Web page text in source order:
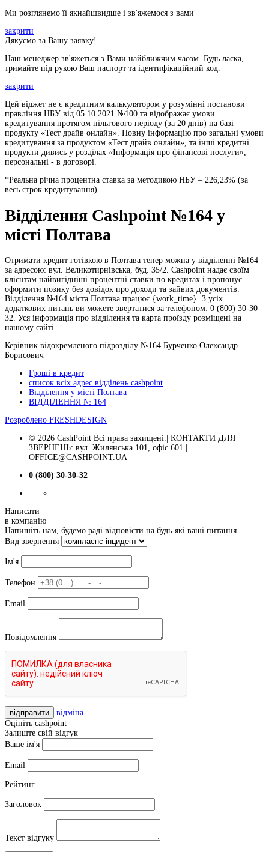
Ми розглянемо її якнайшвидше і зв'яжемося з вами
закрити
Дякуємо за Вашу заявку!
Наш менеджер зв'яжеться з Вами найближчим часом. Будь ласка,
тримайте під рукою Ваш паспорт та ідентифікаційний код.
закрити
Цей віджет не є кредитним калькулятором у розумінні постанови
правління НБУ від 05.10.2021 №100 та відображає умови
кредитування протягом пільгового періоду (за 20 днів) на базі
продукту «Тест драйв онлайн». Повну інформацію про загальні умови
кредитування за продуктом «Тест драйв онлайн», та інші кредитні
продукти дивись у розділах «Інформація про фінансові послуги»,
персональні - в договорі.
*Реальна річна процентна ставка за методикою НБУ – 226,23% (за
весь строк кредитування)
Відділення Cashpoint №164 у
місті Полтава
Отримати кредит готівкою в Полтава тепер можна у відділенні №164
за адресою: вул. Великотирнівська, буд. 35/2. Cashpoint надає своїм
клієнтам найвигідніші процентні ставки по кредитах і пропонує
оформити позику без довідок про доходи та зайвих документів.
Відділення №164 міста Полтава працює {work_time}. З усіх
додаткових питань ви можете звертатися за телефоном: 0 (800) 30-30-
32. Уся інформація про відділення та карта проїзду розміщені на
нашому сайті.
Керівник відокремленого підрозділу №164 Бурченко Олександр
Борисович
Гроші в кредит
список всіх адрес відділень cashpoint
Відділення у місті Полтава
ВІДДІЛЕННЯ № 164
Розроблено FRESHDESIGN
© 2026 CashPoint Всі права захищені.| КОНТАКТИ ДЛЯ
ЗВЕРНЕНЬ: вул. Жилянська 101, офіс 601 |
OFFICE@CASHPOINT.UA
0 (800) 30-30-32
Написати
в компанію
Напишіть нам, будемо раді відповісти на будь-які ваші питання
Вид звернення
Ім'я
Телефон
Email
Повідомлення
відправити
відміна
Оцініть cashpoint
Залиште свій відгук
Ваше ім'я
Email
Рейтинг
Заголовок
Текст відгуку